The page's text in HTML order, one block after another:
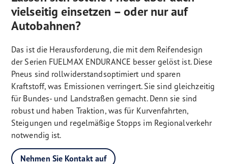
vielseitig einsetzen – oder nur auf
Autobahnen?
Das ist die Herausforderung, die mit dem Reifendesign
der Serien FUELMAX ENDURANCE besser gelöst ist. Diese
Pneus sind rollwiderstandsoptimiert und sparen
Kraftstoff, was Emissionen verringert. Sie sind gleichzeitig
für Bundes- und Landstraßen gemacht. Denn sie sind
robust und haben Traktion, was für Kurvenfahrten,
Steigungen und regelmäßige Stopps im Regionalverkehr
notwendig ist.
Nehmen Sie Kontakt auf